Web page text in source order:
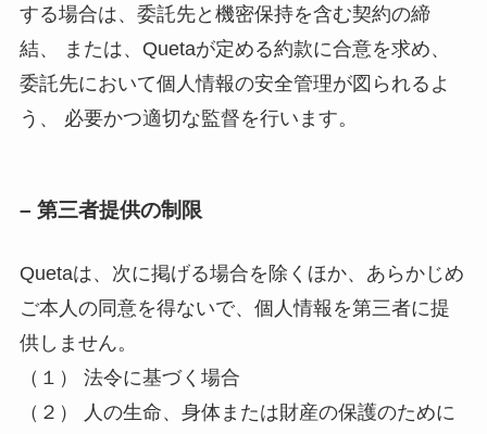
する場合は、委託先と機密保持を含む契約の締
結、 または、Quetaが定める約款に合意を求め、
委託先において個人情報の安全管理が図られるよ
う、 必要かつ適切な監督を行います。
– 第三者提供の制限
Quetaは、次に掲げる場合を除くほか、あらかじめ
ご本人の同意を得ないで、個人情報を第三者に提
供しません。
（１） 法令に基づく場合
（２） 人の生命、身体または財産の保護のために